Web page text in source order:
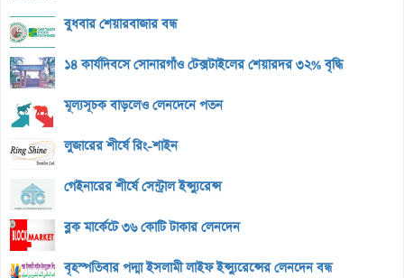
বুধবার শেয়ারবাজার বন্ধ
১৪ কার্যদিবসে সোনারগাঁও টেক্সটাইলের শেয়ারদর ৩২% বৃদ্ধি
মূল্যসূচক বাড়লেও লেনদেনে পতন
লুজারের শীর্ষে রিং-শাইন
গেইনারের শীর্ষে সেন্ট্রাল ইন্স্যুরেন্স
ব্লক মার্কেটে ৩৬ কোটি টাকার লেনদেন
বৃহস্পতিবার পদ্মা ইসলামী লাইফ ইন্স্যুরেন্সের লেনদেন বন্ধ